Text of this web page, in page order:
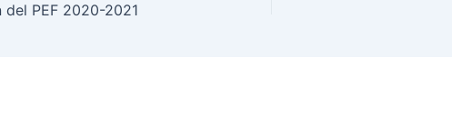
PEF 2020-2021